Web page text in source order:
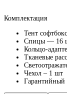
Комплектация
Тент
Спицы — 16
Кольцо-
Тканевые
Чехол – 1 шт
Гарантийный